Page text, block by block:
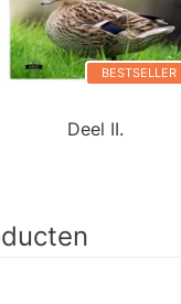
BESTSELLER
Deel II.